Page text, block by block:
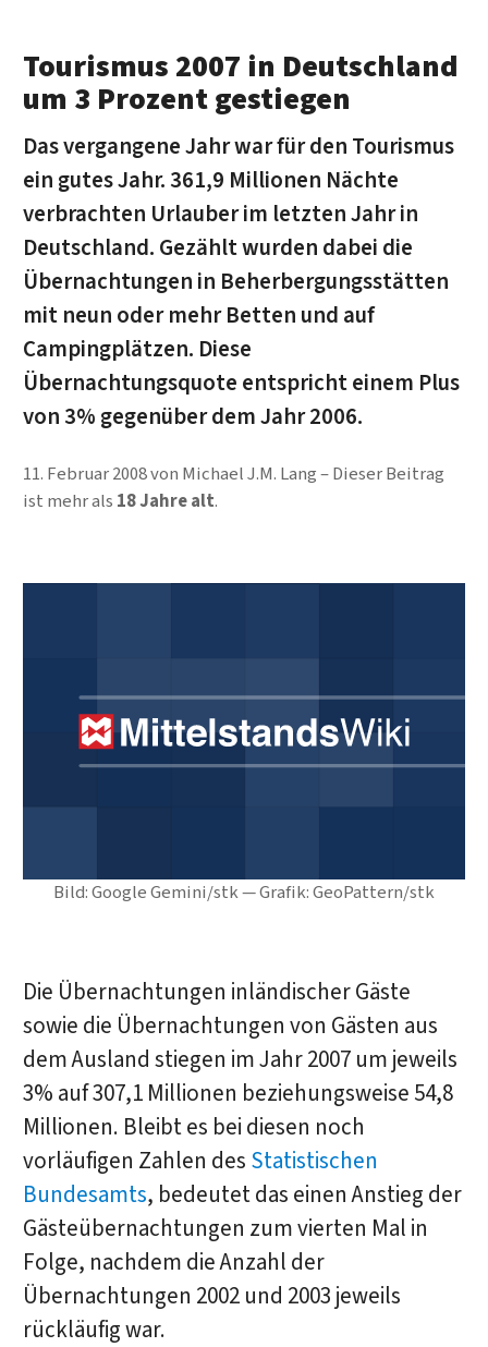
Bild: Google Gemini/stk — Grafik: GeoPattern/stk
Tourismus 2007 in Deutschland
um 3 Prozent gestiegen
Das vergangene Jahr war für den Tourismus
ein gutes Jahr. 361,9 Millionen Nächte
verbrachten Urlauber im letzten Jahr in
Deutschland. Gezählt wurden dabei die
Übernachtungen in Beherbergungsstätten
mit neun oder mehr Betten und auf
Campingplätzen. Diese
Übernachtungsquote entspricht einem Plus
von 3% gegenüber dem Jahr 2006.
11. Februar 2008von Michael J.M. Lang
Dieser Beitrag
ist mehr als 18 Jahre alt.
Die Übernachtungen inländischer Gäste
sowie die Übernachtungen von Gästen aus
dem Ausland stiegen im Jahr 2007 um jeweils
3% auf 307,1 Millionen beziehungsweise 54,8
Millionen. Bleibt es bei diesen noch
vorläufigen Zahlen des Statistischen
Bundesamts, bedeutet das einen Anstieg der
Gästeübernachtungen zum vierten Mal in
Folge, nachdem die Anzahl der
Übernachtungen 2002 und 2003 jeweils
rückläufig war.